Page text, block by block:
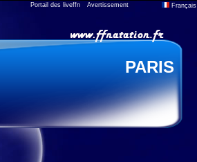
Portail des liveffn Avertissement Français
PARIS